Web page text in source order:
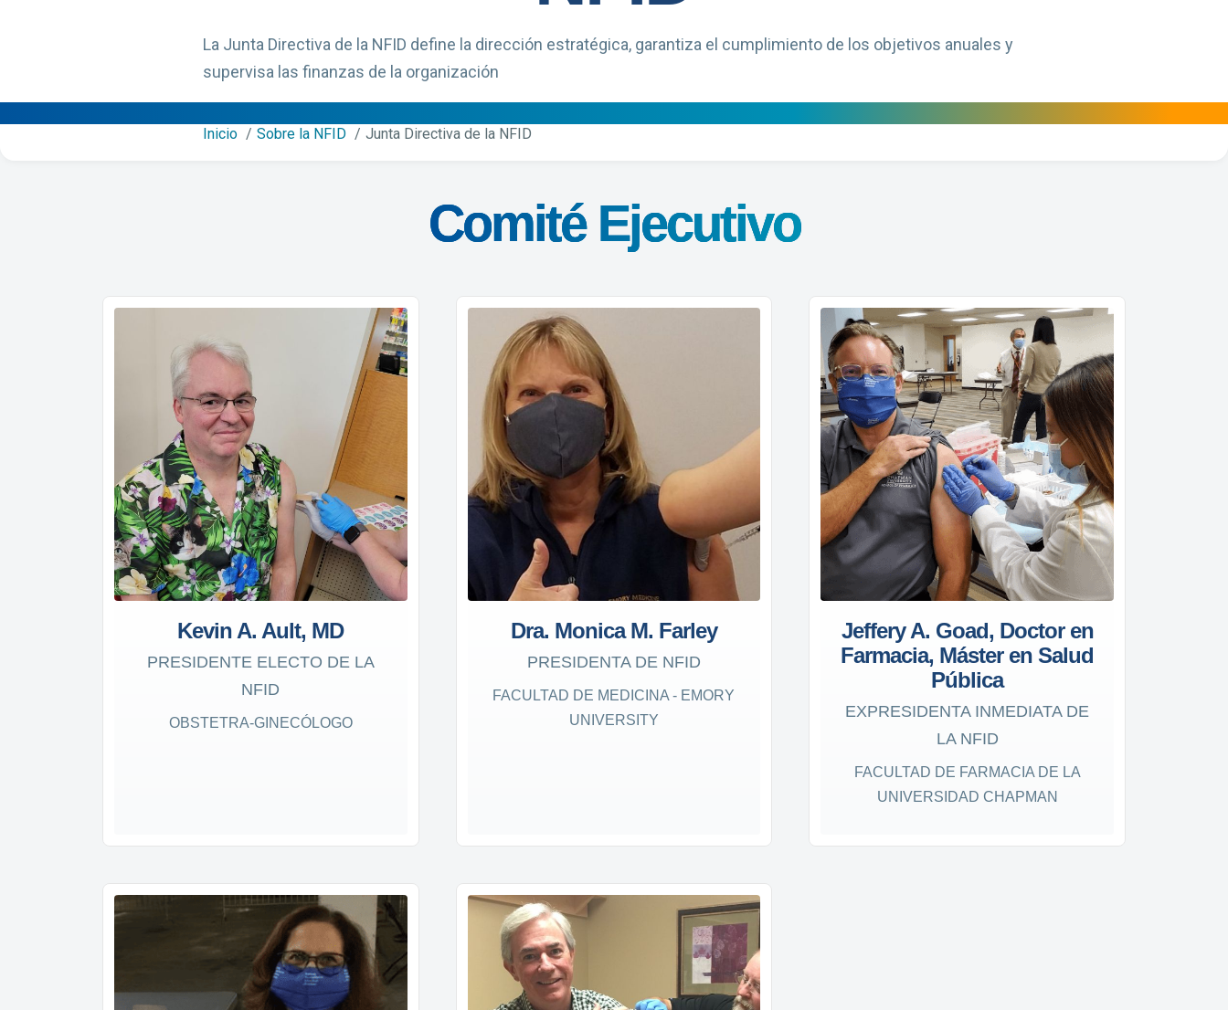
La Junta Directiva de la NFID define la dirección estratégica, garantiza el cumplimiento de los objetivos anuales y
supervisa las finanzas de la organización
Inicio Sobre la NFID Junta Directiva de la NFID
Comité Ejecutivo
Kevin A. Ault, MD
PRESIDENTE ELECTO DE LA
NFID
OBSTETRA-GINECÓLOGO
Dra. Monica M. Farley
PRESIDENTA DE NFID
FACULTAD DE MEDICINA - EMORY
UNIVERSITY
Jeffery A. Goad, Doctor en
Farmacia, Máster en Salud
Pública
EXPRESIDENTA INMEDIATA DE
LA NFID
FACULTAD DE FARMACIA DE LA
UNIVERSIDAD CHAPMAN